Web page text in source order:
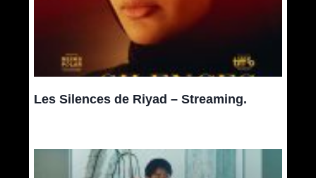
Les Silences de Riyad – Streaming.